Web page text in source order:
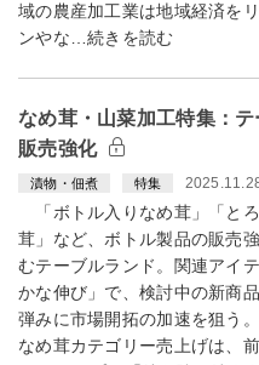
域の農産加工業は地域経済を
ンやな…続きを読む
なめ茸・山菜加工特集：
販売強化
漬物・佃煮 特集
「ボトル入りなめ茸」「と
茸」など、ボトル製品の販売
むテーブルランド。関連アイ
かな伸び」で、検討中の新商
弾みに市場開拓の加速を狙
なめ茸カテゴリー売上げは、